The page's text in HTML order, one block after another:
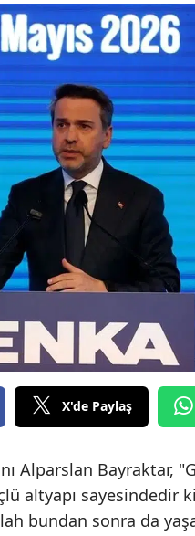
X'de Paylaş
Alparslan Bayraktar,
altyapı sayesindedir
bundan sonra da